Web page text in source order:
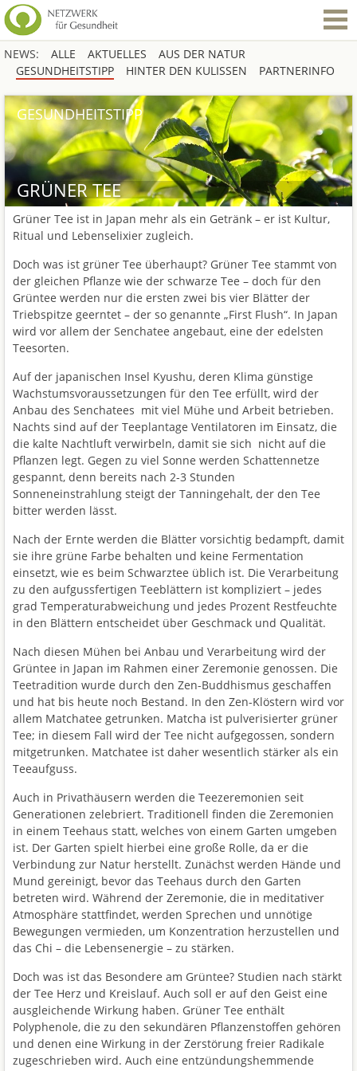
NEWS: ALLE AKTUELLES
AUS DER NATUR
GESUNDHEITSTIPP
HINTER DEN KULISSEN PARTNERINFO
GRÜNER TEE
GESUNDHEITSTIPP
Grüner Tee ist in Japan mehr als ein Getränk – er ist Kultur,
Ritual und Lebenselixier zugleich.
Doch was ist grüner Tee überhaupt? Grüner Tee stammt von
der gleichen Pflanze wie der schwarze Tee – doch für den
Grüntee werden nur die ersten zwei bis vier Blätter der
Triebspitze geerntet – der so genannte „First Flush“. In Japan
wird vor allem der Senchatee angebaut, eine der edelsten
Teesorten.
Auf der japanischen Insel Kyushu, deren Klima günstige
Wachstumsvoraussetzungen für den Tee erfüllt, wird der
Anbau des Senchatees mit viel Mühe und Arbeit betrieben.
Nachts sind auf der Teeplantage Ventilatoren im Einsatz, die
die kalte Nachtluft verwirbeln, damit sie sich nicht auf die
Pflanzen legt. Gegen zu viel Sonne werden Schattennetze
gespannt, denn bereits nach 2-3 Stunden
Sonneneinstrahlung steigt der Tanningehalt, der den Tee
bitter werden lässt.
Nach der Ernte werden die Blätter vorsichtig bedampft, damit
sie ihre grüne Farbe behalten und keine Fermentation
einsetzt, wie es beim Schwarztee üblich ist. Die Verarbeitung
zu den aufgussfertigen Teeblättern ist kompliziert – jedes
grad Temperaturabweichung und jedes Prozent Restfeuchte
in den Blättern entscheidet über Geschmack und Qualität.
Nach diesen Mühen bei Anbau und Verarbeitung wird der
Grüntee in Japan im Rahmen einer Zeremonie genossen. Die
Teetradition wurde durch den Zen-Buddhismus geschaffen
und hat bis heute noch Bestand. In den Zen-Klöstern wird vor
allem Matchatee getrunken. Matcha ist pulverisierter grüner
Tee; in diesem Fall wird der Tee nicht aufgegossen, sondern
mitgetrunken. Matchatee ist daher wesentlich stärker als ein
Teeaufguss.
Auch in Privathäusern werden die Teezeremonien seit
Generationen zelebriert. Traditionell finden die Zeremonien
in einem Teehaus statt, welches von einem Garten umgeben
ist. Der Garten spielt hierbei eine große Rolle, da er die
Verbindung zur Natur herstellt. Zunächst werden Hände und
Mund gereinigt, bevor das Teehaus durch den Garten
betreten wird. Während der Zeremonie, die in meditativer
Atmosphäre stattfindet, werden Sprechen und unnötige
Bewegungen vermieden, um Konzentration herzustellen und
das Chi – die Lebensenergie – zu stärken.
Doch was ist das Besondere am Grüntee? Studien nach stärkt
der Tee Herz und Kreislauf. Auch soll er auf den Geist eine
ausgleichende Wirkung haben. Grüner Tee enthält
Polyphenole, die zu den sekundären Pflanzenstoffen gehören
und denen eine Wirkung in der Zerstörung freier Radikale
zugeschrieben wird. Auch eine entzündungshemmende